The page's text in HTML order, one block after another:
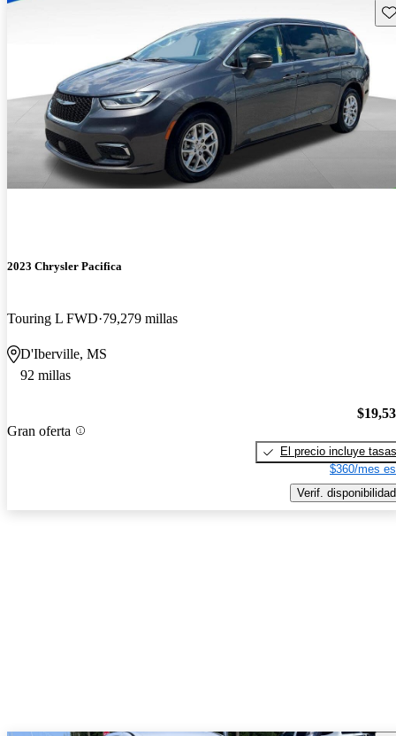
2023 Chrysler Pacifica
Touring L FWD 79,279 millas
D'Iberville, MS
92 millas
Gran oferta
El precio incluye tasas
$360/mes
Verif. disponibilidad